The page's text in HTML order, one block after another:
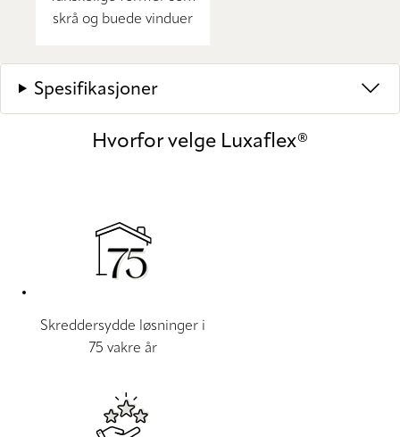
skrå og buede vinduer
Spesifikasjoner
Hvorfor velge Luxaflex®
Skreddersydde løsninger i
75 vakre år